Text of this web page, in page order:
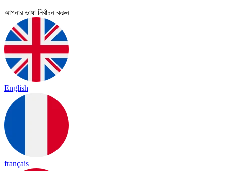
আপনার ভাষা নির্বাচন করুন
English
français